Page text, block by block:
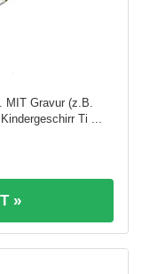
MIT Gravur (z.B.
Ti ...
»